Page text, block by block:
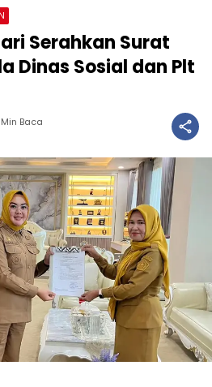
Serahkan Surat
Dinas Sosial dan Plt
Min Baca